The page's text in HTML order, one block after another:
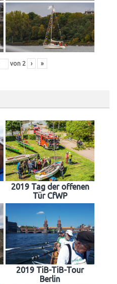
von 2 › »
2019 Tag der offenen
Tür CfWP
2019 TiB-TiB-Tour
Berlin